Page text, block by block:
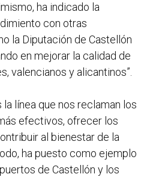
ha indicado la
con otras
la Diputación de Castellón
en mejorar la calidad de
valencianos y alicantinos”.
la línea que nos reclaman los
efectivos, ofrecer los
al bienestar de la
ha puesto como ejemplo
de Castellón y los